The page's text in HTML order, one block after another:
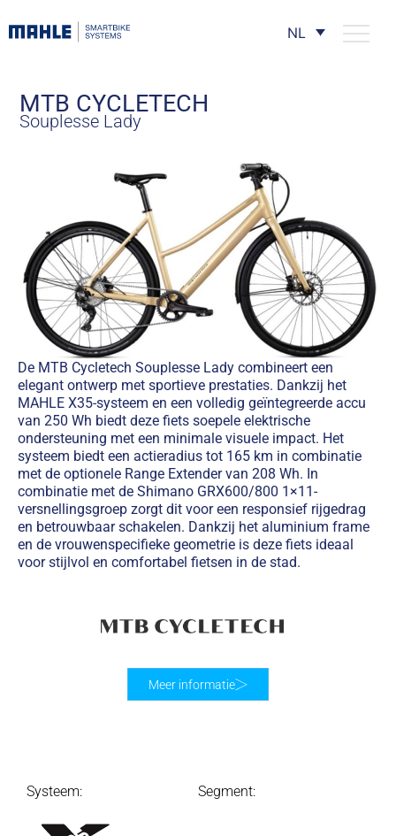
NL
MTB CYCLETECH
Souplesse Lady
De MTB Cycletech Souplesse Lady combineert een
elegant ontwerp met sportieve prestaties. Dankzij het
MAHLE X35-systeem en een volledig geïntegreerde accu
van 250 Wh biedt deze fiets soepele elektrische
ondersteuning met een minimale visuele impact. Het
systeem biedt een actieradius tot 165 km in combinatie
met de optionele Range Extender van 208 Wh. In
combinatie met de Shimano GRX600/800 1×11-
versnellingsgroep zorgt dit voor een responsief rijgedrag
en betrouwbaar schakelen. Dankzij het aluminium frame
en de vrouwenspecifieke geometrie is deze fiets ideaal
voor stijlvol en comfortabel fietsen in de stad.
Systeem: Segment:
Meer informatie